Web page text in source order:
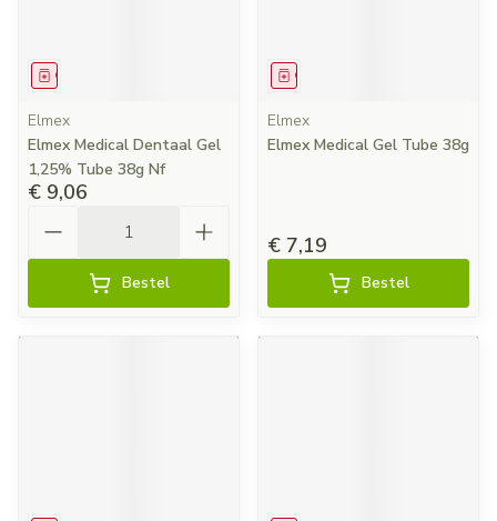
Geneesmiddel
Elmex
Elmex Medical Dentaal Gel
1,25% Tube 38g Nf
€ 9,06
Bestel
Geneesmiddel
Elmex
Elmex Medical Gel Tube 38g
€ 7,19
Bestel